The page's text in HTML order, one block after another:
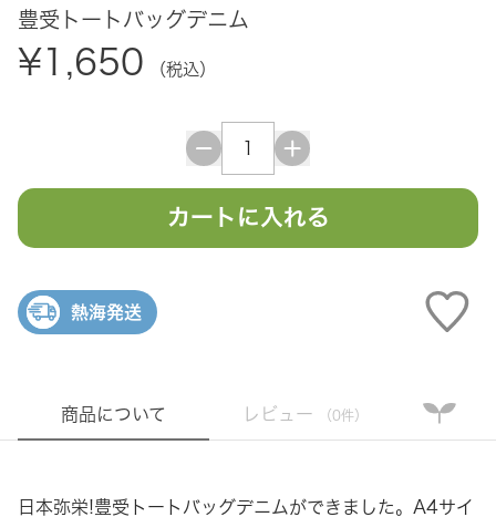
豊受トートバッグデニム
¥1,650 （税込）
カートに入れる
熱海発送
商品について レビュー （0件）
日本弥栄!豊受トートバッグデニムができました。A4サイ